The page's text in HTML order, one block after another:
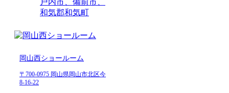
和気郡和気町
岡山西ショールーム
〒700-0975 岡山県岡山市北区今
8-16-22